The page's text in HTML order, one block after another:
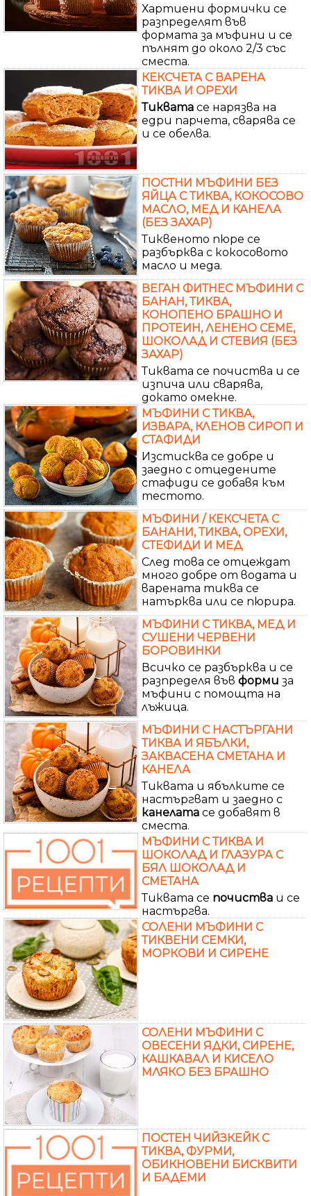
Хартиени формички се
разпределят във
формата за мъфини и се
пълнят до около 2/3 със
сместа.
КЕКСЧЕТА С ВАРЕНА
ТИКВА И ОРЕХИ
Тиквата се нарязва на
едри парчета, сварява се
и се обелва.
ПОСТНИ МЪФИНИ БЕЗ
ЯЙЦА С ТИКВА, КОКОСОВО
МАСЛО, МЕД И КАНЕЛА
(БЕЗ ЗАХАР)
Тиквеното пюре се
разбърква с кокосовото
масло и меда.
ВЕГАН ФИТНЕС МЪФИНИ С
БАНАН, ТИКВА,
КОНОПЕНО БРАШНО И
ПРОТЕИН, ЛЕНЕНО СЕМЕ,
ШОКОЛАД И СТЕВИЯ (БЕЗ
ЗАХАР)
Тиквата се почиства и се
изпича или сварява,
докато омекне.
МЪФИНИ С ТИКВА,
ИЗВАРА, КЛЕНОВ СИРОП И
СТАФИДИ
Изстисква се добре и
заедно с отцедените
стафиди се добавя към
тестото.
МЪФИНИ / КЕКСЧЕТА С
БАНАНИ, ТИКВА, ОРЕХИ,
СТЕФИДИ И МЕД
След това се отцеждат
много добре от водата и
варената тиква се
натърква или се пюрира.
МЪФИНИ С ТИКВА, МЕД И
СУШЕНИ ЧЕРВЕНИ
БОРОВИНКИ
Всичко се разбърква и се
разпределя във форми за
мъфини с помощта на
лъжица.
МЪФИНИ С НАСТЪРГАНИ
ТИКВА И ЯБЪЛКИ,
ЗАКВАСЕНА СМЕТАНА И
КАНЕЛА
Тиквата и ябълките се
настъргват и заедно с
канелата се добавят в
сместа.
МЪФИНИ С ТИКВА И
ШОКОЛАД И ГЛАЗУРА С
БЯЛ ШОКОЛАД И
СМЕТАНА
Тиквата се почиства и се
настъргва.
СОЛЕНИ МЪФИНИ С
ТИКВЕНИ СЕМКИ,
МОРКОВИ И СИРЕНЕ
СОЛЕНИ МЪФИНИ С
ОВЕСЕНИ ЯДКИ, СИРЕНЕ,
КАШКАВАЛ И КИСЕЛО
МЛЯКО БЕЗ БРАШНО
ПОСТЕН ЧИЙЗКЕЙК С
ТИКВА, ФУРМИ,
ОБИКНОВЕНИ БИСКВИТИ
И БАДЕМИ